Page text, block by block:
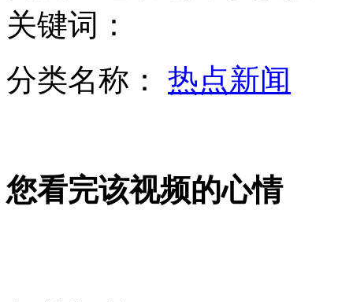
沪查处"问题羊肉"70余公斤 市民谈"羊"色变
关键词：
分类名称： 热点新闻
您看完该视频的心情